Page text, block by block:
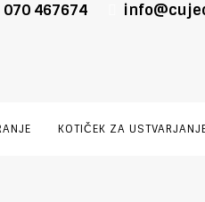
070 467674
KOTIČEK ZA